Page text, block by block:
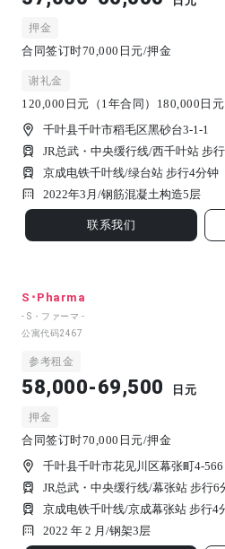
押金
合同签订时70,000日元/押金
谢礼金
120,000日元（1年合同）180,000日
千叶县千叶市稻毛区黑砂台3-1-1
JR总武・中央缓行线/西千叶站 步
京成电铁千叶线/绿台站 步行4分钟
2022年3月/钢筋混凝土构造5 层
联系我们
S･Pharma
- S・ファーマ -
公寓代码2467
参考租金
58,000-69,500 日元
押金
合同签订时70,000日元/押金
千叶县千叶市花见川区幕张町4-566
JR总武・中央缓行线/幕张站 步行6
京成电铁千叶线/京成幕张站 步行4
2022 年 2 月/钢架3 层